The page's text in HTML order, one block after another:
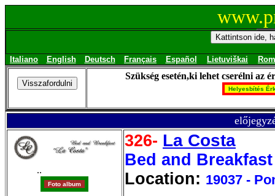
Italiano English Deutsch Français Español Lietuviškai
Szükség esetén,ki lehet cserélni az
..
326- La Costa
Bed and
Location: 19037 -